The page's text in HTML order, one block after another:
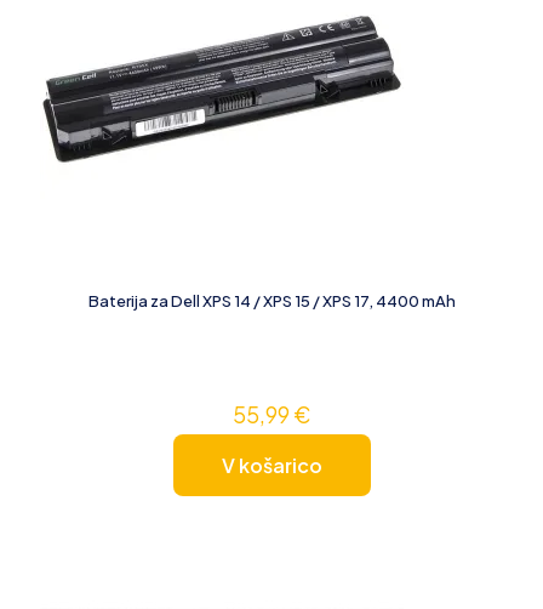
Baterija za Dell XPS 14 / XPS 15 / XPS 17, 4400 mAh
55,99€
V košarico